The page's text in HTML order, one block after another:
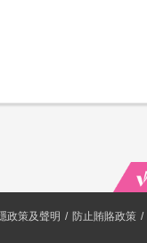
政策及聲明 防止賄賂政策